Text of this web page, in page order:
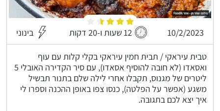
10/2/2023 12 שעות ו-20 דקות בינוני
טבית עיראקי / תבית חמין עיראקי בקלי קלות עם עוף
ואסאדו (לא חובה להוסיף אסאדו), עם סיר הקדירה האובלי 5
ליטרים של מגנוס, תקבלו אחרי לילה שלם בתנור תבשיל
משגע (אפשר על הפלטה), כנסו צפו באופן ההכנה וספרו לי
איך יצא לכם בתגובה.